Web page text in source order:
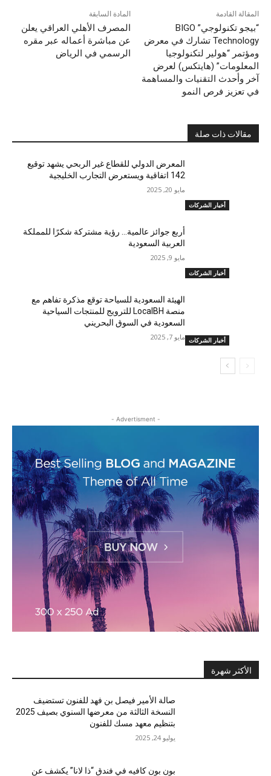
المادة السابقة
المصرف الأهلي العراقي يعلن
عن مباشرة أعماله عبر مقره
الرسمي في الرياض
المقالة القادمة
“بيجو تكنولوجي” BIGO
Technology تشارك في معرض
ومؤتمر “هولير لتكنولوجيا
المعلومات” (هايتكس) لعرض
آخر وأحدث التقنيات والمساهمة
في تعزيز فرص النمو
مقالات ذات صلة
أخبار الشركات
المعرض الدولي للقطاع غير الربحي يشهد توقيع
142 اتفاقية ويستعرض التجارب الخليجية
مايو 20, 2025
أخبار الشركات
أربع جوائز عالمية… رؤية مشتركة شكرًا للمملكة
العربية السعودية
مايو 9, 2025
أخبار الشركات
الهيئة السعودية للسياحة توقع مذكرة تفاهم مع
منصة LocalBH للترويج للمنتجات السياحية
السعودية في السوق البحريني
مايو 7, 2025
- Advertisment -
الأكثر شهرة
صالة الأمير فيصل بن فهد للفنون تستضيف
النسخة الثالثة من معرضها السنوي بصيف 2025
بتنظيم معهد مسك للفنون
يوليو 24, 2025
بون بون كافيه في فندق “ذا لانا” يكشف عن